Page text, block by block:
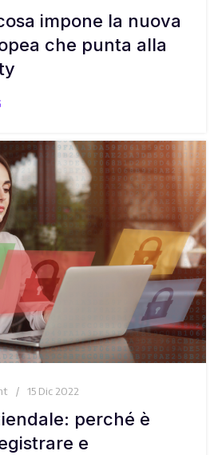
impone la nuova
che punta alla
15 Dic 2022
perché è
e